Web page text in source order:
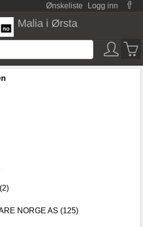
Ønskeliste Logg inn
Malia i Ørsta
NORGE AS (125)